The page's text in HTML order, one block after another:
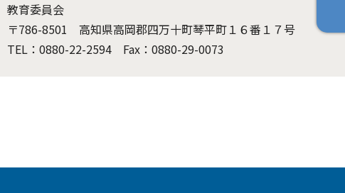
教育委員会
〒786-8501 高知県高岡郡四万十町琴平町１６番１７号
TEL：0880-22-2594 Fax：0880-29-0073